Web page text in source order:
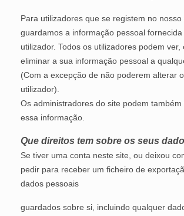
Para utilizadores que se registem no nosso
guardamos a informação pessoal
utilizador. Todos os utilizadores podem ver,
eliminar a sua informação pessoal a
(Com a excepção de não poderem alterar
utilizador).
Os administradores do site podem
essa informação.
Que direitos tem sobre os seus
Se tiver uma conta neste site, ou deixou
pedir para receber um ficheiro de
dados pessoais
guardados sobre si, incluindo qualquer